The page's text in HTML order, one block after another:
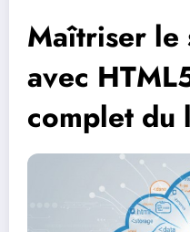
Maîtriser le
avec
complet du